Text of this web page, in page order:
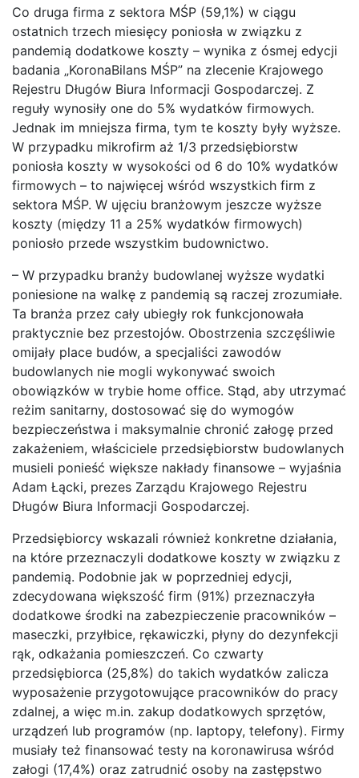
Co druga firma z sektora MŚP (59,1%) w ciągu
ostatnich trzech miesięcy poniosła w związku z
pandemią dodatkowe koszty – wynika z ósmej edycji
badania „KoronaBilans MŚP” na zlecenie Krajowego
Rejestru Długów Biura Informacji Gospodarczej. Z
reguły wynosiły one do 5% wydatków firmowych.
Jednak im mniejsza firma, tym te koszty były wyższe.
W przypadku mikrofirm aż 1/3 przedsiębiorstw
poniosła koszty w wysokości od 6 do 10% wydatków
firmowych – to najwięcej wśród wszystkich firm z
sektora MŚP. W ujęciu branżowym jeszcze wyższe
koszty (między 11 a 25% wydatków firmowych)
poniosło przede wszystkim budownictwo.
– W przypadku branży budowlanej wyższe wydatki
poniesione na walkę z pandemią są raczej zrozumiałe.
Ta branża przez cały ubiegły rok funkcjonowała
praktycznie bez przestojów. Obostrzenia szczęśliwie
omijały place budów, a specjaliści zawodów
budowlanych nie mogli wykonywać swoich
obowiązków w trybie home office. Stąd, aby utrzymać
reżim sanitarny, dostosować się do wymogów
bezpieczeństwa i maksymalnie chronić załogę przed
zakażeniem, właściciele przedsiębiorstw budowlanych
musieli ponieść większe nakłady finansowe – wyjaśnia
Adam Łącki, prezes Zarządu Krajowego Rejestru
Długów Biura Informacji Gospodarczej.
Przedsiębiorcy wskazali również konkretne działania,
na które przeznaczyli dodatkowe koszty w związku z
pandemią. Podobnie jak w poprzedniej edycji,
zdecydowana większość firm (91%) przeznaczyła
dodatkowe środki na zabezpieczenie pracowników –
maseczki, przyłbice, rękawiczki, płyny do dezynfekcji
rąk, odkażania pomieszczeń. Co czwarty
przedsiębiorca (25,8%) do takich wydatków zalicza
wyposażenie przygotowujące pracowników do pracy
zdalnej, a więc m.in. zakup dodatkowych sprzętów,
urządzeń lub programów (np. laptopy, telefony). Firmy
musiały też finansować testy na koronawirusa wśród
załogi (17,4%) oraz zatrudnić osoby na zastępstwo